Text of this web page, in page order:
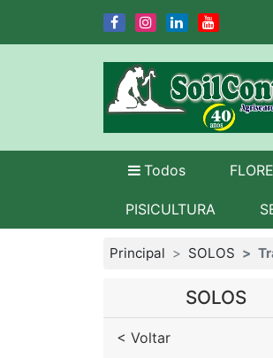
Todos
PISICULTURA
Principal SOLOS
SOLOS
< Voltar